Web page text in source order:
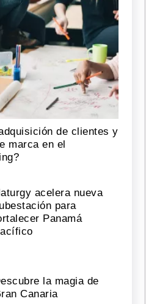
de clientes y
marca en el
acelera nueva
para
Panamá
la magia de
Canaria